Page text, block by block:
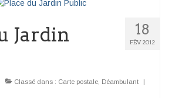
18
FÉV 2012
Jardin
Classé dans : Carte postale Déambulant